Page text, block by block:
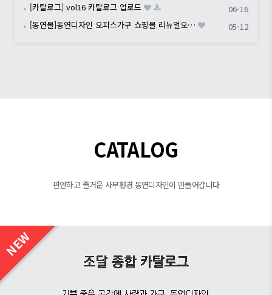
[카탈로그] vol16 카탈로그 업로드
06-16
[동연몰]동연디자인 오피스가구 쇼핑몰 리뉴얼오…
05-12
CATALOG
편안하고 즐거운 사무환경 동연디자인이 만들어갑니다
NEW